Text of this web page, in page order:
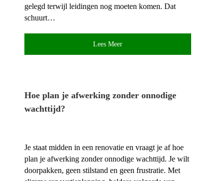
gelegd terwijl leidingen nog moeten komen.​ Dat
schuurt…
Lees Meer
Hoe plan je afwerking zonder onnodige
wachttijd?
Je staat midden in een renovatie en vraagt je af hoe
plan je afwerking zonder onnodige wachttijd.​ Je wilt
doorpakken, geen stilstand en geen frustratie.​ Met